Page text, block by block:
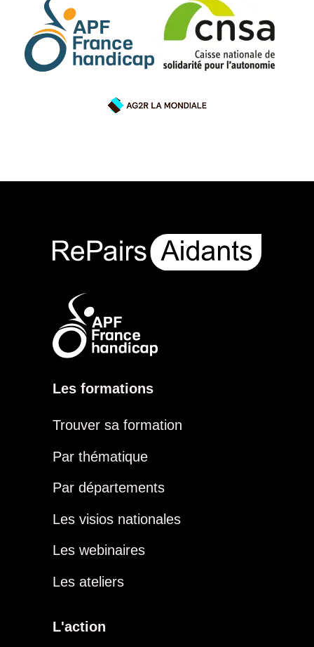
Les formations
Trouver sa formation
Par thématique
Par départements
Les visios nationales
Les webinaires
Les ateliers
L'action